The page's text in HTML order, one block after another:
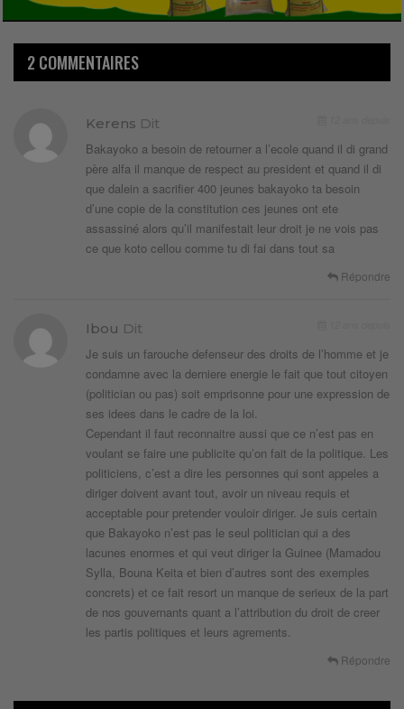
2 COMMENTAIRES
Kerens Dit
Bakayoko a besoin de retourner a l’ecole quand il di grand
père alfa il manque de respect au president et quand il di
que dalein a sacrifier 400 jeunes bakayoko ta besoin
d’une copie de la constitution ces jeunes ont ete
assassiné alors qu’il manifestait leur droit je ne vois pas
ce que koto cellou comme tu di fai dans tout sa
Répondre
Ibou Dit
Je suis un farouche defenseur des droits de l’homme et je
condamne avec la derniere energie le fait que tout citoyen
(politician ou pas) soit emprisonne pour une expression de
ses idees dans le cadre de la loi.
Cependant il faut reconnaitre aussi que ce n’est pas en
voulant se faire une publicite qu’on fait de la politique. Les
politiciens, c’est a dire les personnes qui sont appeles a
diriger doivent avant tout, avoir un niveau requis et
acceptable pour pretender vouloir diriger. Je suis certain
que Bakayoko n’est pas le seul politician qui a des
lacunes enormes et qui veut diriger la Guinee (Mamadou
Sylla, Bouna Keita et bien d’autres sont des exemples
concrets) et ce fait resort un manque de serieux de la part
de nos gouvernants quant a l’attribution du droit de creer
les partis politiques et leurs agrements.
Répondre